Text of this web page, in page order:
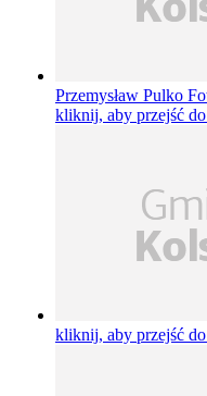
Przemysław Pulko
kliknij, aby przejść
kliknij, aby przejść